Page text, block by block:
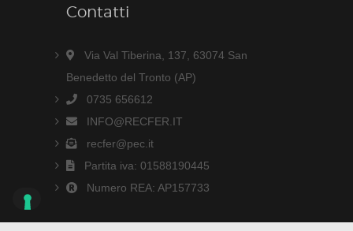
Contatti
Via Val Tiberina, 137, 63074 San
Benedetto del Tronto (AP)
0735 656612
INFO@RECFER.IT
recfer@pec.it
Partita iva: 01588190445
Numero REA: AP157733